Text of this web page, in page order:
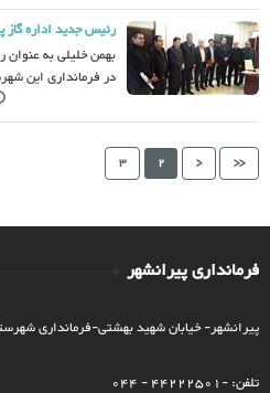
رئیس جدید اداره
بهمن خلیلی به
در فرمانداری این
<<
<
2
3
فرمانداری پیرانشهر
پیرانشهر- خیابان شهید بهشتی-فرمانداری
تلفن: -44222501 - 044